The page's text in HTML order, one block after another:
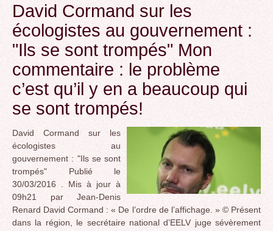
David Cormand sur les
écologistes au gouvernement :
"Ils se sont trompés" Mon
commentaire : le problème
c’est qu’il y en a beaucoup qui
se sont trompés!
David Cormand sur les
écologistes au
gouvernement : "Ils se sont
trompés" Publié le
30/03/2016 . Mis à jour à
09h21 par Jean-Denis
Renard David Cormand : « De l’ordre de l’affichage. » © Présent
dans la région, le secrétaire national d’EELV juge sévèrement